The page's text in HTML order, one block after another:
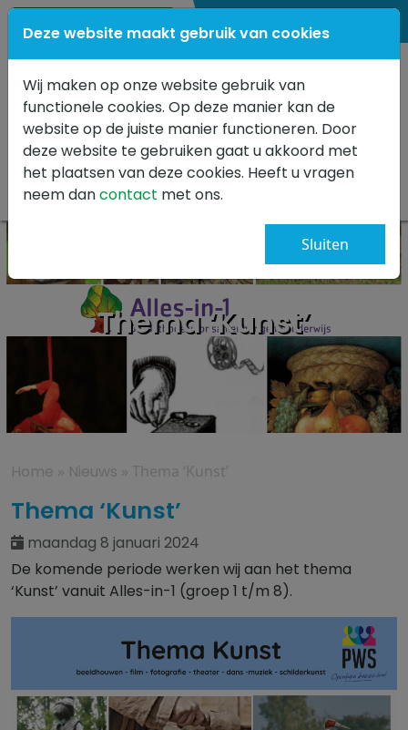
0347 341499
Thema ‘Kunst’
Home » Nieuws » Thema ‘Kunst’
Thema ‘Kunst’
maandag 8 januari 2024
De komende periode werken wij aan het thema
‘Kunst’ vanuit Alles-in-1 (groep 1 t/m 8).
Deze website maakt gebruik van cookies
Wij maken op onze website gebruik van
functionele cookies. Op deze manier kan de
website op de juiste manier functioneren. Door
deze website te gebruiken gaat u akkoord met
het plaatsen van deze cookies. Heeft u vragen
neem dancontact met ons.
Sluiten